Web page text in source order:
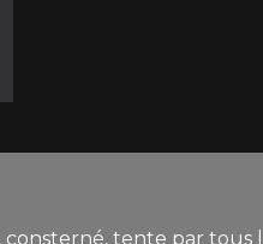
tente par